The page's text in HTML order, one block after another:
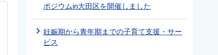
ポジウムin大田区を開催しました
妊娠期から青年期までの子育て支援・サー
ビス